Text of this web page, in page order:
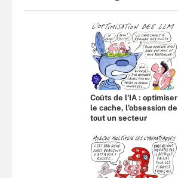
Coûts de l'IA : optimiser
le cache, l’obsession de
tout un secteur